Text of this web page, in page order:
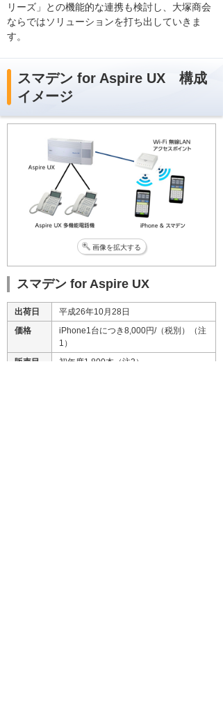
リーズ」との機能的な連携も検討し、大塚商会
ならではソリューションを打ち出していきま
す。
スマデン for Aspire UX 構成
イメージ
画像を拡大する
スマデン for Aspire UX
出荷日
平成26年10月28日
価格
iPhone1台につき8,000円/（税別）（注
1）
販売目
初年度1,800本（注2）